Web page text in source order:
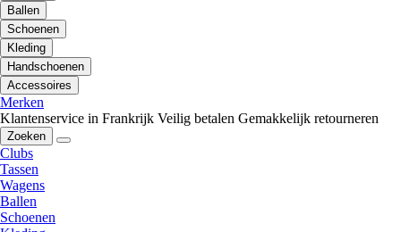
Ballen
Schoenen
Kleding
Handschoenen
Accessoires
Merken
Klantenservice in Frankrijk Veilig betalen Gemakkelijk retourneren
Zoeken
Clubs
Tassen
Wagens
Ballen
Schoenen